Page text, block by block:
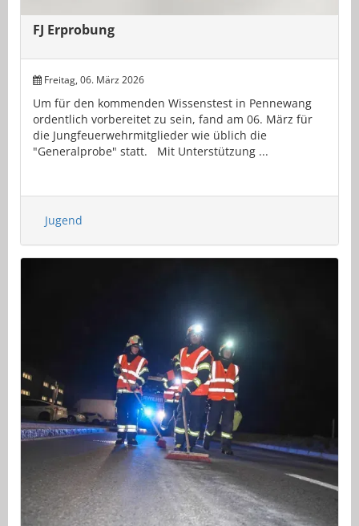
FJ Erprobung
Freitag, 06. März 2026
Um für den kommenden Wissenstest in Pennewang
ordentlich vorbereitet zu sein, fand am 06. März für
die Jungfeuerwehrmitglieder wie üblich die
"Generalprobe" statt. Mit Unterstützung ...
Jugend